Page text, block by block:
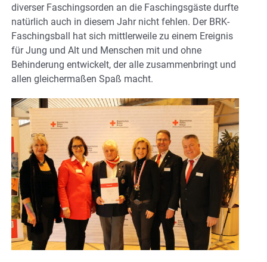
diverser Faschingsorden an die Faschingsgäste durfte
natürlich auch in diesem Jahr nicht fehlen. Der BRK-
Faschingsball hat sich mittlerweile zu einem Ereignis
für Jung und Alt und Menschen mit und ohne
Behinderung entwickelt, der alle zusammenbringt und
allen gleichermaßen Spaß macht.